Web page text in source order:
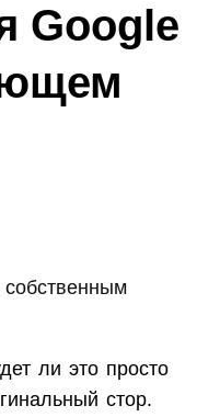
Google
собственным
ли это просто
стор.